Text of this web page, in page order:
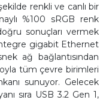
renkli ve canlı bir
%100 sRGB renk
sonuçları vermek
gigabit Ethernet
ağ bağlantısından
tüm çevre birimleri
sunuyor. Gelecek
sıra USB 3.2 Gen 1,